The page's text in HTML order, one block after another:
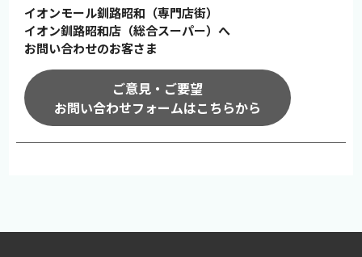
イオンモール釧路昭和（専門店街）
イオン釧路昭和店（総合スーパー）へ
お問い合わせのお客さま
ご意見・ご要望
お問い合わせフォームはこちらから